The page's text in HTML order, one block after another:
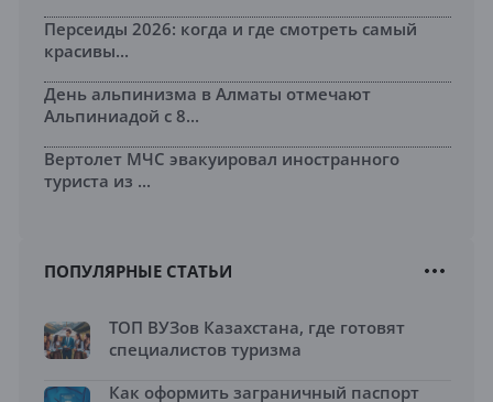
Персеиды 2026: когда и где смотреть самый
красивы...
День альпинизма в Алматы отмечают
Альпиниадой с 8...
Вертолет МЧС эвакуировал иностранного
туриста из ...
ПОПУЛЯРНЫЕ СТАТЬИ
ТОП ВУЗов Казахстана, где готовят
специалистов туризма
Как оформить заграничный паспорт